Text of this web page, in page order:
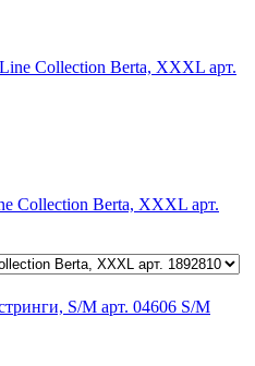
Collection Berta, XXXL арт.